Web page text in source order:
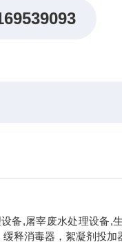
备,屠宰废水处理设备,
释消毒器，絮凝剂投